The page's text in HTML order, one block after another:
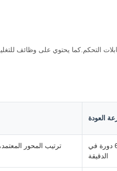
التحكم.كما يحتوي على وظائف
العودة
600 دورة في
الدقيقة
ترتيب المحور